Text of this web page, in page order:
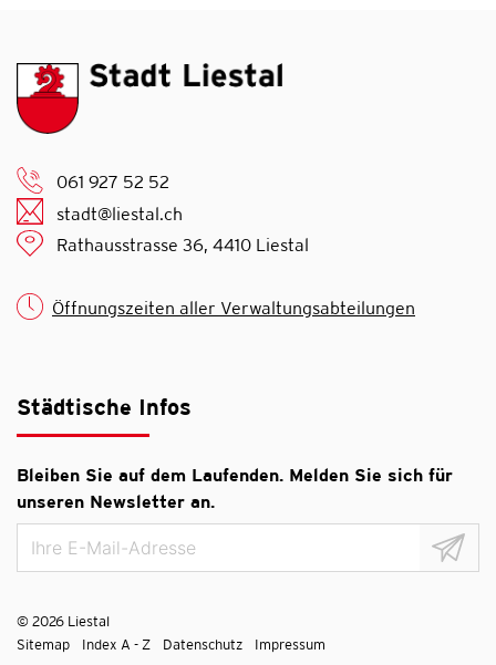
061 927 52 52
stadt@liestal.ch
Rathausstrasse 36, 4410 Liestal
Öffnungszeiten aller Verwaltungsabteilungen
Städtische Infos
Bleiben Sie auf dem Laufenden. Melden Sie sich für
unseren Newsletter an.
© 2026 Liestal
Toolbar
Sitemap Index A - Z Datenschutz Impressum